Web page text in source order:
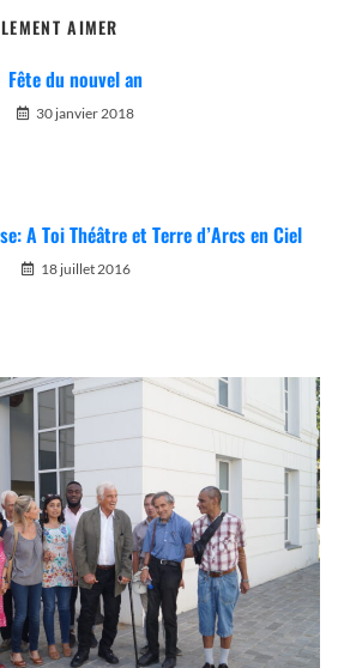
AIMER
Fête du nouvel an
30 janvier 2018
A Toi Théâtre et Terre d’Arcs en Ciel
18 juillet 2016